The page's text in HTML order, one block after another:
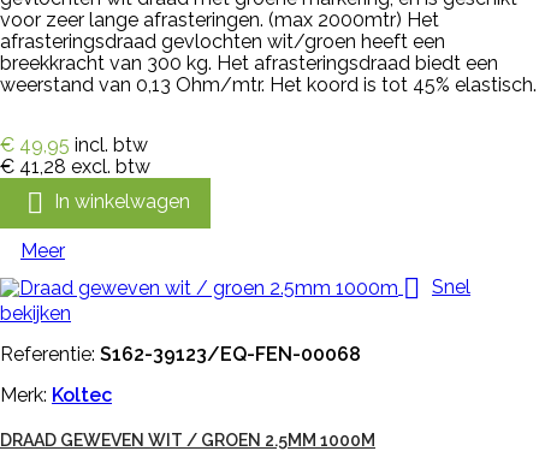
voor zeer lange afrasteringen. (max 2000mtr) Het
afrasteringsdraad gevlochten wit/groen heeft een
breekkracht van 300 kg. Het afrasteringsdraad biedt een
weerstand van 0,13 Ohm/mtr. Het koord is tot 45% elastisch.
€ 49,95 incl. btw
€ 41,28 excl. btw
 In winkelwagen
Meer
 Snel
bekijken
Referentie: S162-39123/EQ-FEN-00068
Merk: Koltec
DRAAD GEWEVEN WIT / GROEN 2.5MM 1000M